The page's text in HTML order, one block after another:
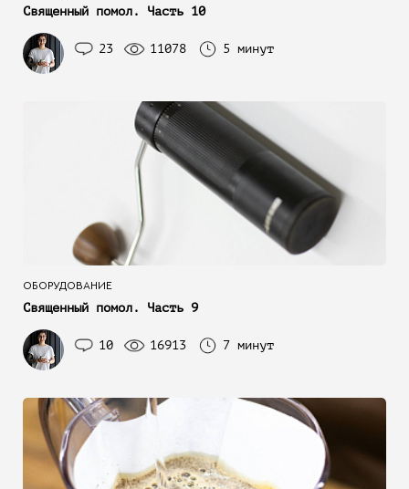
Священный помол. Часть 10
23 11078 5 минут
ОБОРУДОВАНИЕ
Священный помол. Часть 9
10 16913 7 минут